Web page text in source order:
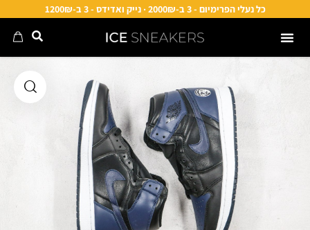
כל נעלי הפרימיום - 3 ב-2000₪ · נייק ואדידס - 3 ב-1200₪